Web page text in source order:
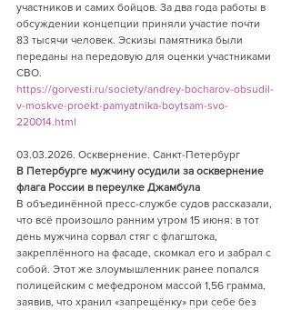
участников и самих бойцов. За два года работы в
обсуждении концепции приняли участие почти
83 тысячи человек. Эскизы памятника были
переданы на передовую для оценки участниками
СВО.
https://gorvesti.ru/society/andrey-bocharov-obsudil-
v-moskve-proekt-pamyatnika-boytsam-svo-
220014.html
03.03.2026. Осквернение. Санкт-Петербург
В Петербурге мужчину осудили за осквернение
флага России в переулке Джамбула
В объединённой пресс-службе судов рассказали,
что всё произошло ранним утром 15 июня: в тот
день мужчина сорвал стяг с флагштока,
закреплённого на фасаде, скомкал его и забрал с
собой. Этот же злоумышленник ранее попался
полицейским с мефедроном массой 1,56 грамма,
заявив, что хранил «запрещёнку» при себе без